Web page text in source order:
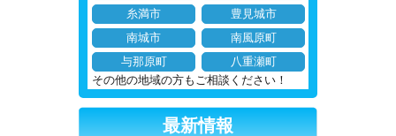
糸満市
豊見城市
南城市
南風原町
与那原町
八重瀬町
その他の地域の方もご相談ください！
最新情報